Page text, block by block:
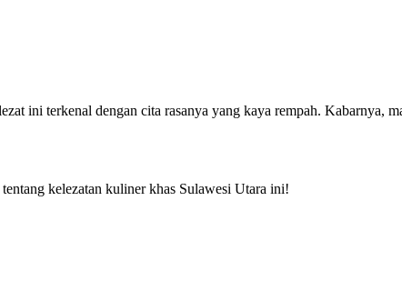
ini terkenal dengan cita rasanya yang kaya rempah. Kabarnya,
kelezatan kuliner khas Sulawesi Utara ini!